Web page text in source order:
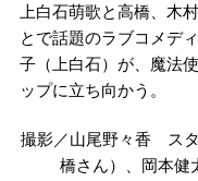
上白石萌歌と高橋、木
とで話題のラブコメデ
子（上白石）が、魔法
ップに立ち向かう。
撮影／山尾野々香 ス
橋さん）、岡本健